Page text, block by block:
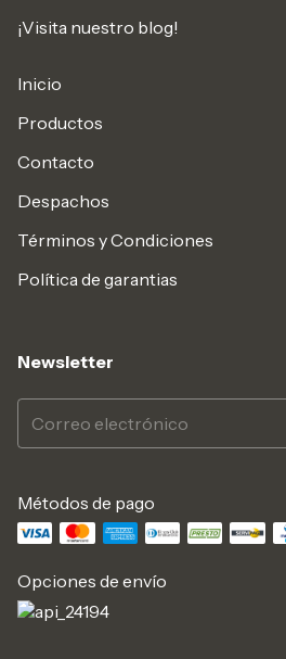
¡Visita nuestro blog!
Inicio
Productos
Contacto
Despachos
Términos y Condiciones
Política de garantias
Newsletter
Métodos de pago
Opciones de envío